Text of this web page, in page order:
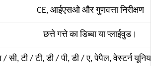
CE, आईएसओ और गुणवत्ता निरीक्षण
छत्ते गत्ते का डिब्बा या प्लाईवुड।
सी, टी / टी, डी / पी, डी / ए, पेपैल, वेस्टर्न